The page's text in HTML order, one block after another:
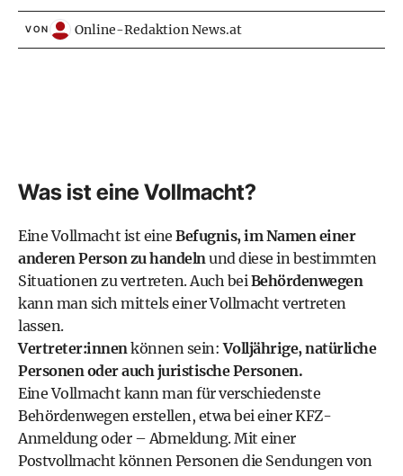
VON Online-Redaktion News.at
Was ist eine Vollmacht?
Eine Vollmacht ist eine Befugnis, im Namen einer
anderen Person zu handelnund diese in bestimmten
Situationen zu vertreten. Auch beiBehördenwegen
kann man sich mittels einer Vollmacht vertreten
lassen.
Vertreter:innenkönnen sein:Volljährige, natürliche
Personen oder auch juristische Personen.
Eine Vollmacht kann man für verschiedenste
Behördenwegen erstellen, etwa bei einer KFZ-
Anmeldung oder – Abmeldung. Mit einer
Postvollmacht können Personen die Sendungen von